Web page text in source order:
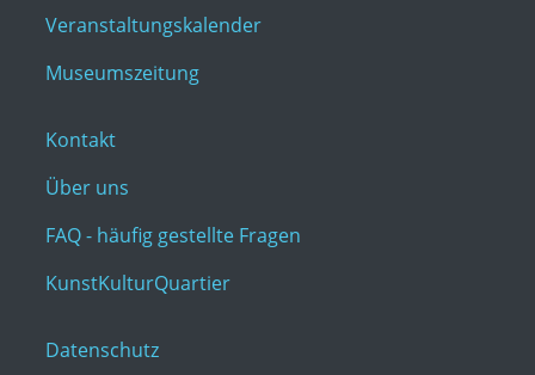
Veranstaltungskalender
Museumszeitung
Kontakt
Über uns
FAQ - häufig gestellte Fragen
KunstKulturQuartier
Datenschutz